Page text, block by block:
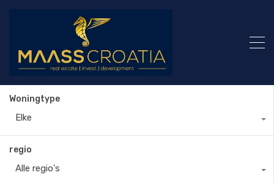
Woningtype
Elke
regio
Alle regio's